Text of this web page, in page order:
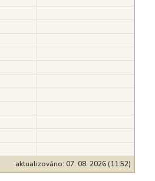
aktualizováno: 07. 08. 2026 (11:52)